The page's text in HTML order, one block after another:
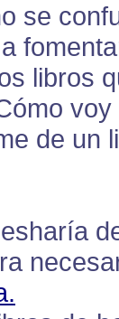
se
libros
voy
de un